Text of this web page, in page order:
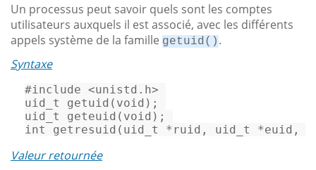
Un processus peut savoir quels sont les comptes
utilisateurs auxquels il est associé, avec les différents
appels système de la famille getuid() .
Syntaxe
#include <unistd.h>
uid_t
getuid ( void )
uid_t
geteuid ( void )
int
getresuid ( uid_t *ruid, uid_t *euid,
Valeur retournée